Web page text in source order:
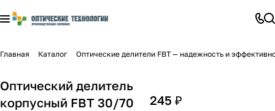
Главная Каталог Оптические делители FBT — надежность и
Оптический делитель
корпусный FBT 30/70
245 ₽